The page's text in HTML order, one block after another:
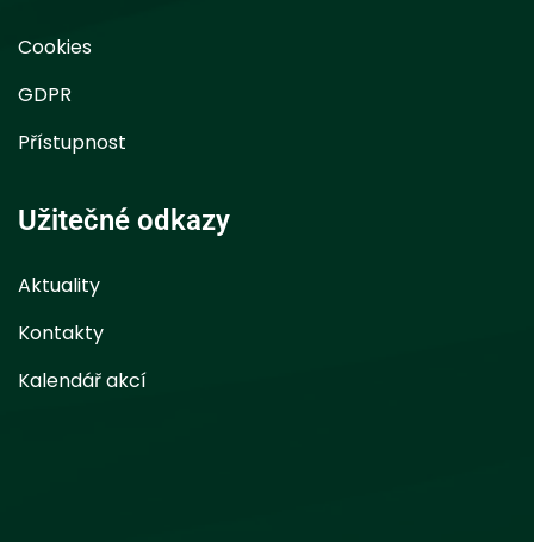
Cookies
GDPR
Přístupnost
Užitečné odkazy
Aktuality
Kontakty
Kalendář akcí